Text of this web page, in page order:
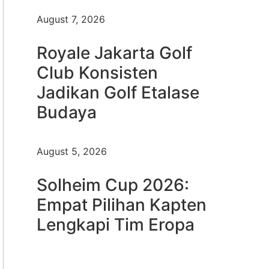
August 7, 2026
Royale Jakarta Golf
Club Konsisten
Jadikan Golf Etalase
Budaya
August 5, 2026
Solheim Cup 2026:
Empat Pilihan Kapten
Lengkapi Tim Eropa